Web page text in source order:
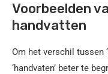
Voorbeelden
handvatten
Om het verschil tussen
‘handvaten’ beter te